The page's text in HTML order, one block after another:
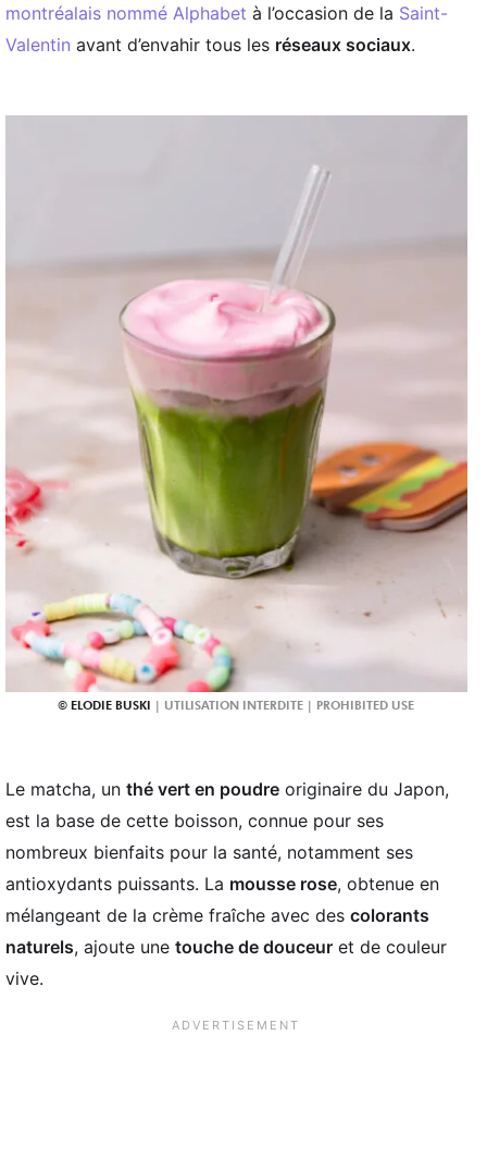
montréalais nommé Alphabet à l’occasion de la Saint-
Valentin avant d’envahir tous les réseaux sociaux.
ELODIE BUSKI
Le matcha, un thé vert en poudre originaire du Japon,
est la base de cette boisson, connue pour ses
nombreux bienfaits pour la santé, notamment ses
antioxydants puissants. La mousse rose, obtenue en
mélangeant de la crème fraîche avec des colorants
naturels, ajoute une touche de douceur et de couleur
vive.